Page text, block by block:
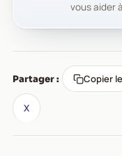
vous aider
Partager : Copier
X